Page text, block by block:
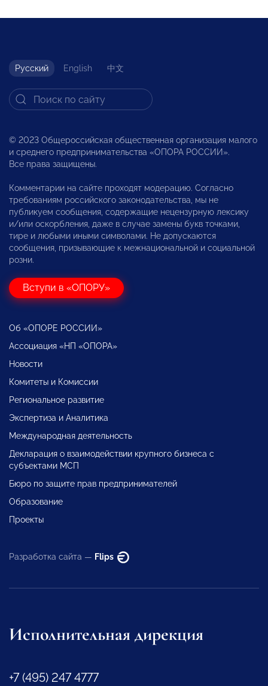
Русский English 中文
© 2023 Общероссийская общественная организация малого
и среднего предпринимательства «ОПОРА РОССИИ».
Все права защищены.
Комментарии на сайте проходят модерацию. Согласно
требованиям российского законодательства, мы не
публикуем сообщения, содержащие нецензурную лексику
и/или оскорбления, даже в случае замены букв точками,
тире и любыми иными символами. Не допускаются
сообщения, призывающие к межнациональной и социальной
розни.
Вступи в «ОПОРУ»
Об «ОПОРЕ РОССИИ»
Ассоциация «НП «ОПОРА»
Новости
Комитеты и Комиссии
Региональное развитие
Экспертиза и Аналитика
Международная деятельность
Декларация о взаимодействии крупного бизнеса с
субъектами МСП
Бюро по защите прав предпринимателей
Образование
Проекты
Разработка сайта — Flips
Исполнительная дирекция
+7 (495) 247 4777